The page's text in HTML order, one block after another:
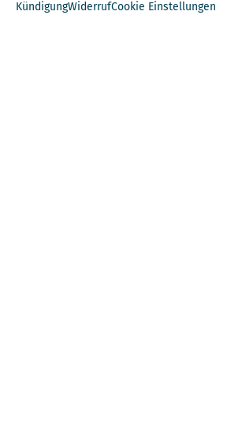
KündigungWiderrufCookie Einstellungen